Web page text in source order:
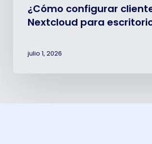
¿Cómo configurar
Nextcloud para
julio 1, 2026